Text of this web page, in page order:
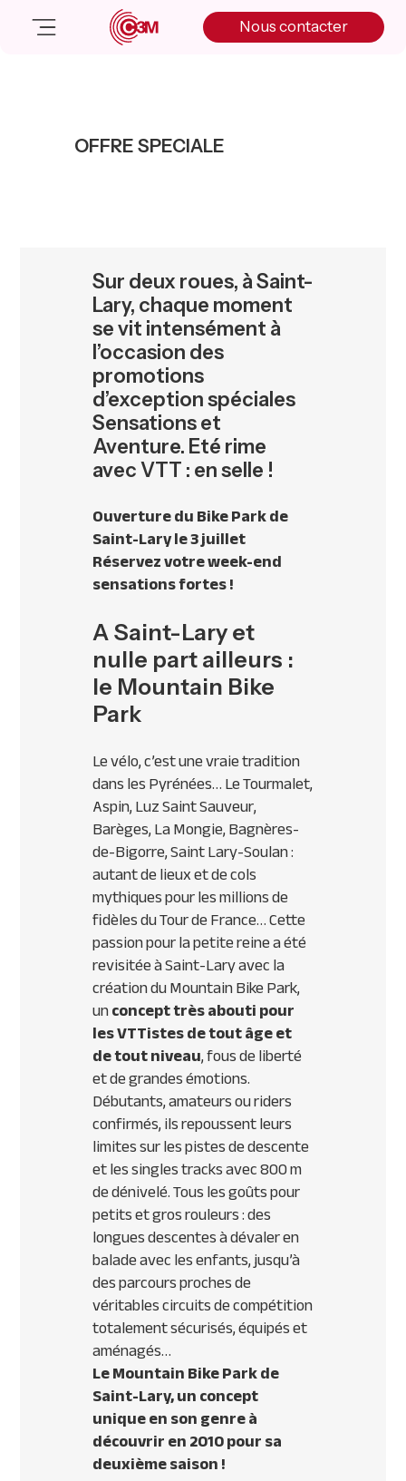
Nous contacter
Salle de presse
Nous contacter
OFFRE SPECIALE
Sur deux roues, à Saint-
Lary, chaque moment
se vit intensément à
l’occasion des
promotions
d’exception spéciales
Sensations et
Aventure. Eté rime
avec VTT : en selle !
Ouverture du Bike Park de
Saint-Lary le 3 juillet
Réservez votre week-end
sensations fortes !
A Saint-Lary et
nulle part ailleurs :
le Mountain Bike
Park
Le vélo, c’est une vraie tradition
dans les Pyrénées… Le Tourmalet,
Aspin, Luz Saint Sauveur,
Barèges, La Mongie, Bagnères-
de-Bigorre, Saint Lary-Soulan :
autant de lieux et de cols
mythiques pour les millions de
fidèles du Tour de France… Cette
passion pour la petite reine a été
revisitée à Saint-Lary avec la
création du Mountain Bike Park,
unconcept très abouti pour
lesVTTistes de tout âge et
de tout niveau, fous de liberté
et de grandes émotions.
Débutants, amateurs ou riders
confirmés, ils repoussent leurs
limites sur les pistes de descente
et les singles tracks avec 800 m
de dénivelé. Tous les goûts pour
petits et gros rouleurs : des
longues descentes à dévaler en
balade avec les enfants, jusqu’à
des parcours proches de
véritables circuits de compétition
totalement sécurisés, équipés et
aménagés…
Le Mountain Bike Park de
Saint-Lary, un concept
unique en son genre à
découvrir en 2010 pour sa
deuxième saison !